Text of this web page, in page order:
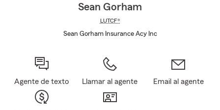
Sean Gorham
LUTCF®
Sean Gorham Insurance Acy Inc
Agente de texto Llamar al agente Email al agente